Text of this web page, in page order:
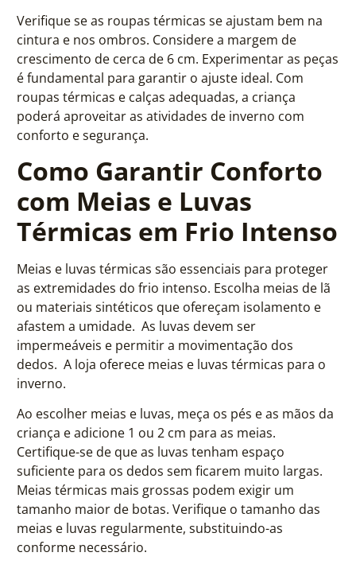
Verifique se as roupas térmicas se ajustam bem na
cintura e nos ombros. Considere a margem de
crescimento de cerca de 6 cm. Experimentar as peças
é fundamental para garantir o ajuste ideal. Com
roupas térmicas e calças adequadas, a criança
poderá aproveitar as atividades de inverno com
conforto e segurança.
Como Garantir Conforto
com Meias e Luvas
Térmicas em Frio Intenso
Meias e luvas térmicas são essenciais para proteger
as extremidades do frio intenso. Escolha meias de lã
ou materiais sintéticos que ofereçam isolamento e
afastem a umidade. As luvas devem ser
impermeáveis e permitir a movimentação dos
dedos. A loja oferece meias e luvas térmicas para o
inverno.
Ao escolher meias e luvas, meça os pés e as mãos da
criança e adicione 1 ou 2 cm para as meias.
Certifique-se de que as luvas tenham espaço
suficiente para os dedos sem ficarem muito largas.
Meias térmicas mais grossas podem exigir um
tamanho maior de botas. Verifique o tamanho das
meias e luvas regularmente, substituindo-as
conforme necessário.